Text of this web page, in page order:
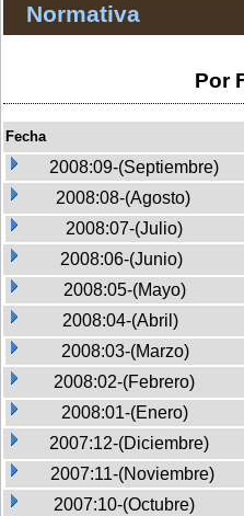
Normativa
Por
Fecha
2008:09-(Septiembre)
2008:08-(Agosto)
2008:07-(Julio)
2008:06-(Junio)
2008:05-(Mayo)
2008:04-(Abril)
2008:03-(Marzo)
2008:02-(Febrero)
2008:01-(Enero)
2007:12-(Diciembre)
2007:11-(Noviembre)
2007:10-(Octubre)